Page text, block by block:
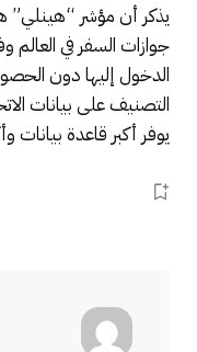
يذكر أن مؤشر “هينلي”
جوازات السفر في العالم
الدخول إليها دون
يوفر أكبر قاعدة بيانات